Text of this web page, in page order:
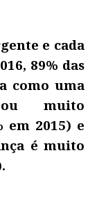
e cada
89% das
como uma
muito
em 2015) e
é muito